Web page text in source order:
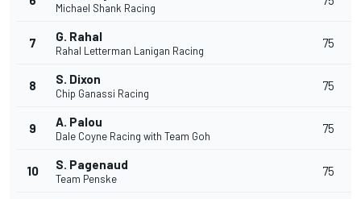
Michael Shank Racing
7 G. Rahal
Rahal Letterman Lanigan Racing
75
8 S. Dixon
Chip Ganassi Racing
75
9 A. Palou
Dale Coyne Racing with Team Goh
75
10 S. Pagenaud
Team Penske
75